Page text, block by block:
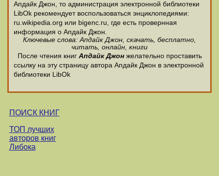
Апдайк Джон, то администрация электронной библиотеки
LibOk рекомендует воспользоваться энциклопедиями:
ru.wikipedia.org или bigenc.ru, где есть провернная
информация о Апдайк Джон.
Ключевые слова: Апдайк Джон, скачать, бесплатно,
читать, онлайн, книги
После чтения книг Апдайк Джон желательно проставить
ссылку на эту страницу автора Апдайк Джон в электронной
библиотеки LibOk
ПОИСК КНИГ
ТОП лучших
авторов книг
Либока